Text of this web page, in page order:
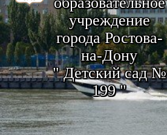
учреждение
города Ростова-
на-Дону
" Детский сад №
199 "